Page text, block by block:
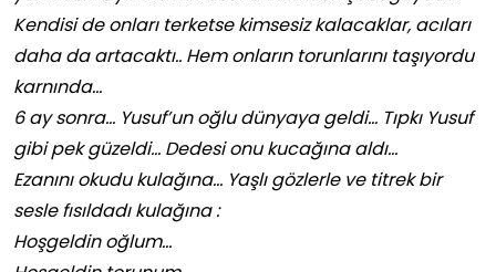
Kendisi de onları terketse kimsesiz kalacaklar, acıları
daha da artacaktı.. Hem onların torunlarını taşıyordu
karnında…
6 ay sonra… Yusuf’un oğlu dünyaya geldi… Tıpkı Yusuf
gibi pek güzeldi… Dedesi onu kucağına aldı…
Ezanını okudu kulağına… Yaşlı gözlerle ve titrek bir
sesle fısıldadı kulağına :
Hoşgeldin oğlum…